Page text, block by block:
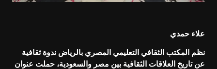
علاء حمدي
نظم المكتب الثقافي التعليمي المصري بالرياض ندوة ثقافية
عن تاريخ العلاقات الثقافية بين مصر والسعودية، حملت عنوان